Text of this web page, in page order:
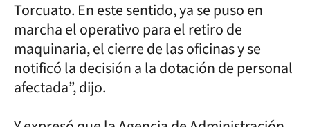
Torcuato. En este sentido, ya se puso en
marcha el operativo para el retiro de
maquinaria, el cierre de las oficinas y se
notificó la decisión a la dotación de personal
afectada”, dijo.